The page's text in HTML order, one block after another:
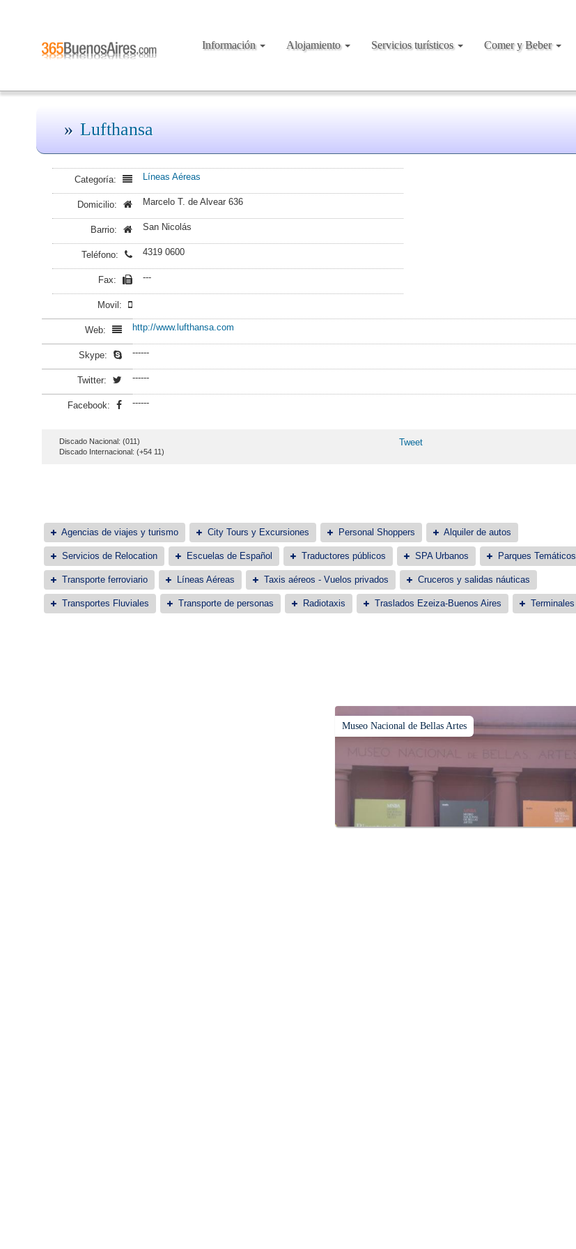
Información Alojamiento Servicios turísticos Comer y Beber
Lufthansa
Categoría: Líneas Aéreas
Domicilio: Marcelo T. de Alvear 636
Barrio: San Nicolás
Teléfono: 4319 0600
Fax: ---
Movil:
Web: http://www.lufthansa.com
Skype: ------
Twitter: ------
Facebook: ------
Discado Nacional: (011)
Discado Internacional: (+54 11)
Tweet
Agencias de viajes y turismo City Tours y Excursiones Personal Shoppers Alquiler de autos
Servicios de Relocation Escuelas de Español Traductores públicos SPA Urbanos Parques Temáticos
Transporte ferroviario Líneas Aéreas Taxis aéreos - Vuelos privados Cruceros y salidas náuticas
Transportes Fluviales Transporte de personas Radiotaxis Traslados Ezeiza-Buenos Aires Terminales
Museo Nacional de Bellas Artes